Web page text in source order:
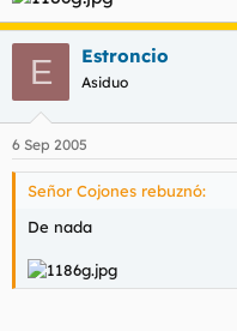
E Estroncio
Asiduo
6 Sep 2005
Señor Cojones rebuznó:
De nada